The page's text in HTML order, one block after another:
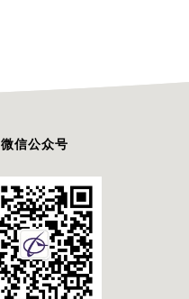
微信公众号